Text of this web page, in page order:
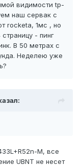
видимости tp-
наш сервак c
rocketa, 1мс , но
- пинг
В 50 метрах с
Неделею уже
M, все
UBNT не несет